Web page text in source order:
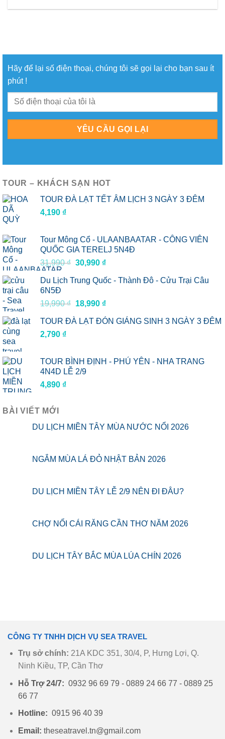
Hãy để lại số điện thoại, chúng tôi sẽ gọi lại cho bạn sau ít
phút !
TOUR – KHÁCH SẠN HOT
TOUR ĐÀ LẠT TẾT ÂM LỊCH 3 NGÀY 3 ĐÊM
4,190 ₫
Tour Mông Cổ - ULAANBAATAR - CÔNG VIÊN
QUỐC GIA TERELJ 5N4Đ
31,990₫ Giá
là:
30,990 ₫Giá
tại
30,990 ₫.
Du Lịch Trung Quốc - Thành Đô - Cửu Trại Câu
6N5Đ
19,990₫ Giá
là:
18,990 ₫Giá
tại
TOUR ĐÀ LẠT ĐÓN GIÁNG SINH 3 NGÀY 3 ĐÊM
2,790 ₫
TOUR BÌNH ĐỊNH - PHÚ YÊN - NHA TRANG
4N4D LỄ 2/9
4,890 ₫
BÀI VIẾT MỚI
DU LỊCH MIỀN TÂY MÙA NƯỚC NỔI 2026
NGẮM MÙA LÁ ĐỎ NHẬT BẢN 2026
DU LỊCH MIỀN TÂY LỄ 2/9 NÊN ĐI ĐÂU?
CHỢ NỔI CÁI RĂNG CẦN THƠ NĂM 2026
DU LỊCH TÂY BẮC MÙA LÚA CHÍN 2026
CÔNG TY TNHH DỊCH VỤ SEA TRAVEL
Trụ sở chính: 21A KDC 351, 30/4, P, Hưng Lợi, Q.
Ninh Kiều, TP, Cần Thơ
Hỗ Trợ 24/7: 0932 96 69 79 - 0889 24 66 77 - 0889 25
66 77
Hotline: 0915 96 40 39
Email: theseatravel.tn@gmail.com